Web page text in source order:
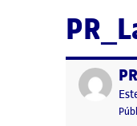
Publicado